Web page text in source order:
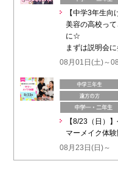
【中学3年生向
美容の高校っ
に☆
まずは説明会
08月01日(土)～
【8/23（日）
マーメイク体験
08月23日(日)～